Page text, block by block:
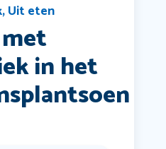
,Uit eten
in het